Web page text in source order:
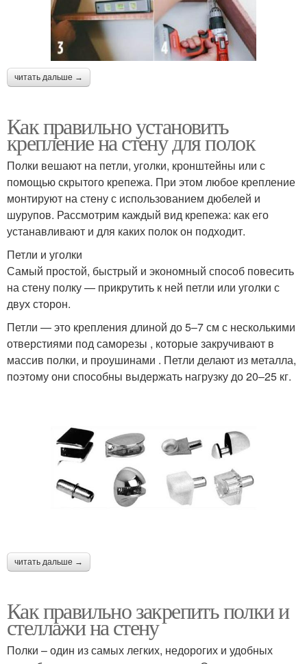
читать дальше →
Как правильно установить
крепление на стену для полок
Полки вешают на петли, уголки, кронштейны или с
помощью скрытого крепежа. При этом любое крепление
монтируют на стену с использованием дюбелей и
шурупов. Рассмотрим каждый вид крепежа: как его
устанавливают и для каких полок он подходит.
Петли и уголки
Самый простой, быстрый и экономный способ повесить
на стену полку — прикрутить к ней петли или уголки с
двух сторон.
Петли — это крепления длиной до 5–7 см с несколькими
отверстиями под саморезы , которые закручивают в
массив полки, и проушинами . Петли делают из металла,
поэтому они способны выдержать нагрузку до 20–25 кг.
читать дальше →
Как правильно закрепить полки и
стеллажи на стену
Полки – один из самых легких, недорогих и удобных